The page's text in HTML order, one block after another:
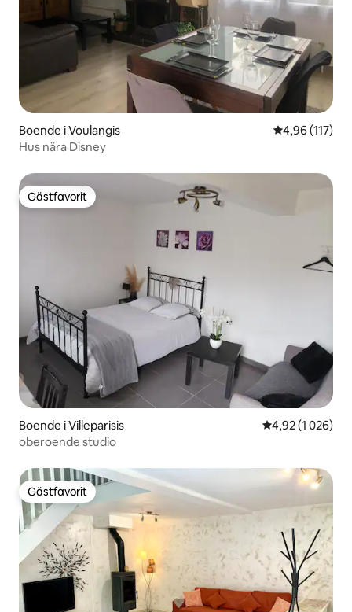
Boende i Voulangis 4,96 av 5 i
4,96 (117)
Hus nära Disney
Gästfavorit
Gästfavorit
Boende i Villeparisis 4,92 av 5 i
4,92 (1 026)
oberoende studio
Gästfavorit
Gästfavorit